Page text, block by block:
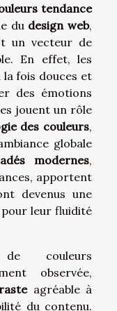
tendance
du design web,
un vecteur de
En effet, les
fois douces et
des émotions
jouent un rôle
des couleurs,
globale
modernes,
apportent
devenus une
leur fluidité
de couleurs
observée,
agréable à
du contenu.